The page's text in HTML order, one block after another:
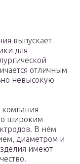
выпускает
для
отличным
невысокую
компания
широким
В нём
диаметром и
имеют